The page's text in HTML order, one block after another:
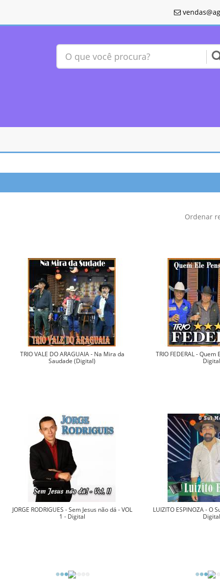
Ordenar
TRIO VALE DO ARAGUAIA - Na Mira da
Saudade (Digital)
TRIO FEDERAL - Quem
Digital
JORGE RODRIGUES - Sem Jesus não dá - VOL
1 - Digital
LUIZITO ESPINOZA - O
Digital